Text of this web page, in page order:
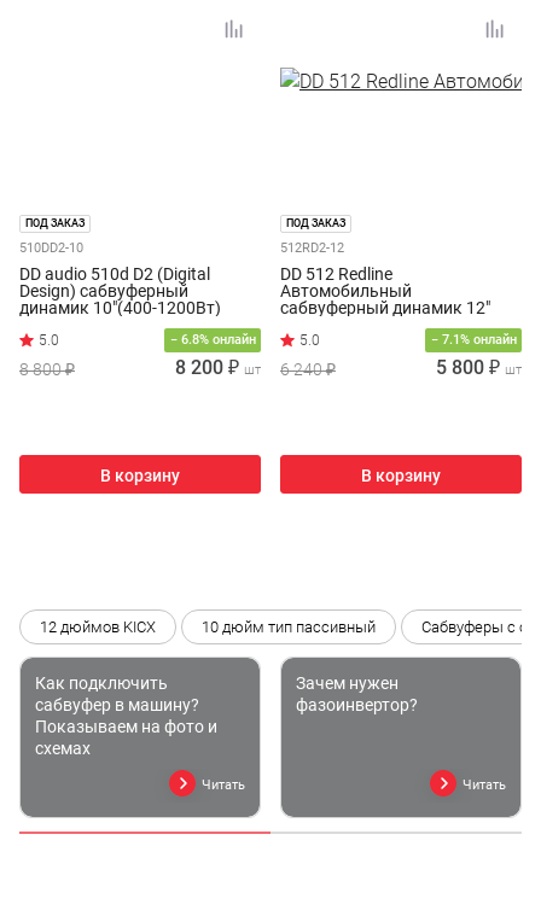
ПОД ЗАКАЗ
510DD2-10
DD audio 510d D2 (Digital
Design) сабвуферный
динамик 10"(400-1200Вт)
− 6.8% онлайн
8 800 ₽ 8 200 ₽ шт
В корзину
ПОД ЗАКАЗ
512RD2-12
DD 512 Redline
Автомобильный
сабвуферный динамик 12"
− 7.1% онлайн
6 240 ₽ 5 800 ₽ шт
В корзину
12 дюймов KICX 10 дюйм тип пассивный Сабвуферы с
Как подключить
сабвуфер в машину?
Показываем на фото и
схемах
Читать
Зачем нужен
фазоинвертор?
Читать